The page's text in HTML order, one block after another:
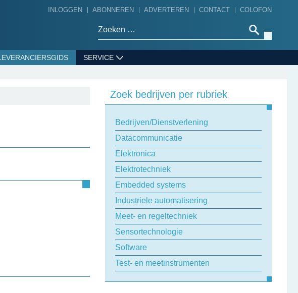
INLOGGEN ABONNEREN ADVERTEREN CONTACT COLOFON
SERVICE
Zoek bedrijven per rubriek
Bedrijven/Dienstverlening
Datacommunicatie
Elektronica
Elektrotechniek
Embedded systems
Industriele automatisering
Meet- en regeltechniek
Sensortechnologie
Software
Test- en meetinstrumenten